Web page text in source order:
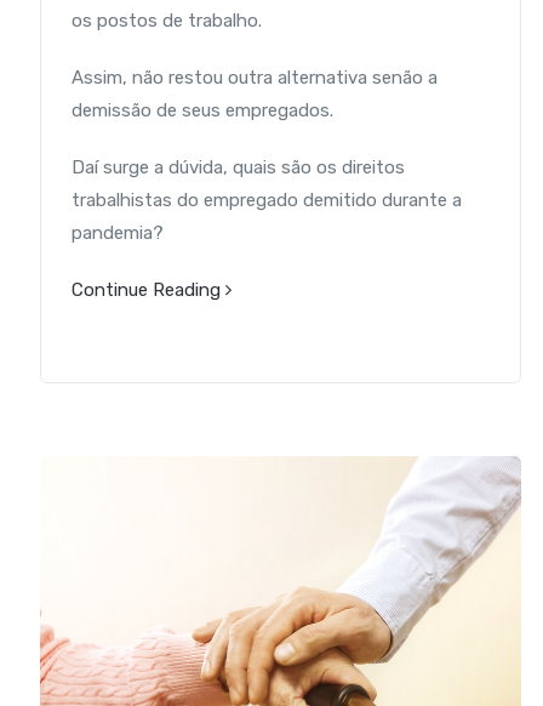
os postos de trabalho.
Assim, não restou outra alternativa senão a
demissão de seus empregados.
Daí surge a dúvida, quais são os direitos
trabalhistas do empregado demitido durante a
pandemia?
Continue Reading